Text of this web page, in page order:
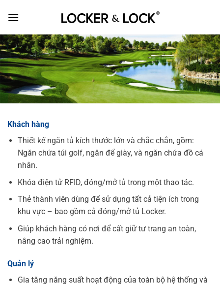
Khách hàng
Thiết kế ngăn tủ kích thước lớn và chắc chắn, gồm:
Ngăn chứa túi golf, ngăn để giày, và ngăn chứa đồ cá
nhân.
Khóa điện tử RFID, đóng/mở tủ trong một thao tác.
Thẻ thành viên dùng để sử dụng tất cả tiện ích trong
khu vực – bao gồm cả đóng/mở tủ Locker.
Giúp khách hàng có nơi để cất giữ tư trang an toàn,
nâng cao trải nghiệm.
Quản lý
Gia tăng năng suất hoạt động của toàn bộ hệ thống và